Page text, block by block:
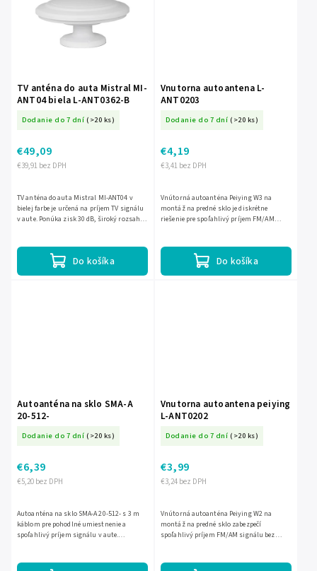
TV anténa do auta Mistral MI-
ANT04 biela L-ANT0362-B
Dodanie do 7 dní (>20 ks)
€39,91 bez DPH
€49,09
Do košíka
TV anténa do auta Mistral MI-ANT04 v
bielej farbe je určená na príjem TV signálu
v aute. Ponúka zisk 30 dB, široký rozsah
Vnutorna autoantena L-
ANT0203
Dodanie do 7 dní (>20 ks)
€3,41 bez DPH
€4,19
Do košíka
Vnútorná autoanténa Peiying W3 na
montáž na predné sklo je diskrétne
riešenie pre spoľahlivý príjem FM/AM
Autoanténa na sklo SMA-A
20-512-
Dodanie do 7 dní (>20 ks)
€5,20 bez DPH
€6,39
Autoanténa na sklo SMA-A 20-512- s 3 m
káblom pre pohodlné umiestnenie a
spoľahlivý príjem signálu v aute.
Vnutorna autoantena peiying
L-ANT0202
Dodanie do 7 dní (>20 ks)
€3,24 bez DPH
€3,99
Vnútorná autoanténa Peiying W2 na
montáž na predné sklo zabezpečí
spoľahlivý príjem FM/AM signálu bez